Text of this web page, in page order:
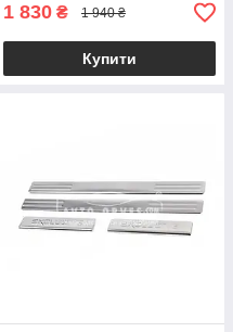
1 830 ₴ 1 940 ₴
Купити